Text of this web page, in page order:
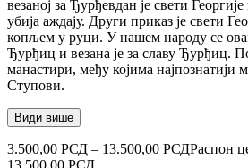
везаној за Ђурђевдан је свети
убија аждају. Други приказ је свети
копљем у руци. У нашем народу се
Ђурђиц и везана је за славу Ђурђиц.
манастири, међу којима најпознатији
Ступови.
Види више
3.500,00 РСД – 13.500,00 РСДРаспон
13.500,00 РСД